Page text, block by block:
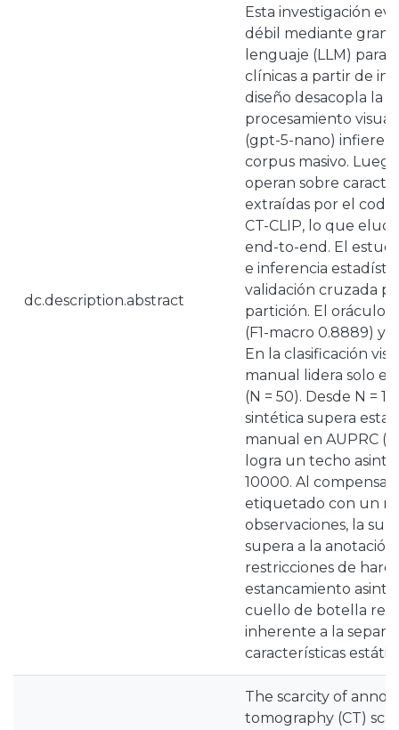
dc.description.abstract
Esta investigación
débil mediante
lenguaje (LLM) para
clínicas a partir de
diseño desacopla la
procesamiento
(gpt-5-nano) infiere
corpus masivo.
operan sobre
extraídas por el
CT-CLIP, lo que
end-to-end. El
e inferencia
validación cruzada
partición. El oráculo
(F1-macro 0.8889) y
En la clasificación
manual lidera solo
(N = 50). Desde N =
sintética supera
manual en AUPRC
logra un techo
10000. Al
etiquetado con un
observaciones, la
supera a la
restricciones de
estancamiento
cuello de botella
inherente a la
características
The scarcity of
tomography (CT)